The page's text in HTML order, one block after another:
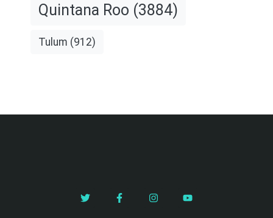
Quintana Roo (3884)
Tulum (912)